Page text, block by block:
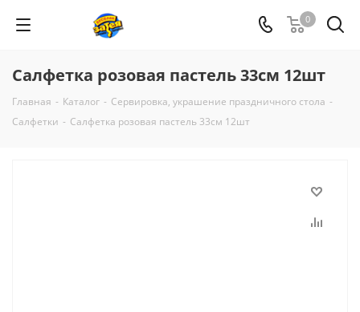
0
Салфетка розовая пастель 33см 12шт
Главная - Каталог - Сервировка, украшение праздничного стола -
Салфетки - Салфетка розовая пастель 33см 12шт